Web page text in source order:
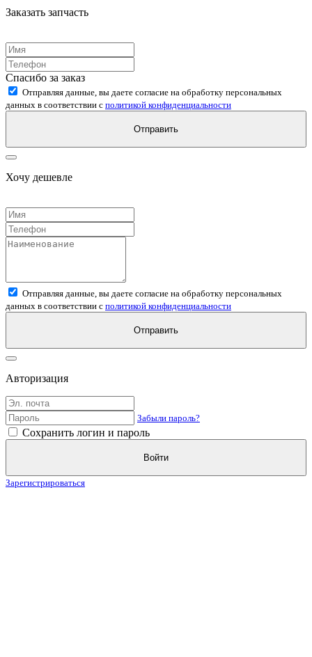
Заказать запчасть
Спасибо за заказ
Отправляя данные, вы даете согласие на обработку персональных
данных в соответствии с политикой конфиденциальности
Отправить
Хочу дешевле
Отправляя данные, вы даете согласие на обработку персональных
данных в соответствии с политикой конфиденциальности
Отправить
Авторизация
Забыли пароль?
Сохранить логин и пароль
Войти
Зарегистрироваться